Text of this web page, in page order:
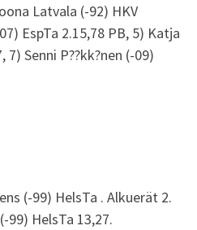
Latvala (-92) HKV
EspTa 2.15,78 PB, 5) Katja
7) Senni P??kk?nen (-09)
(-99) HelsTa . Alkuerät 2.
99) HelsTa 13,27.